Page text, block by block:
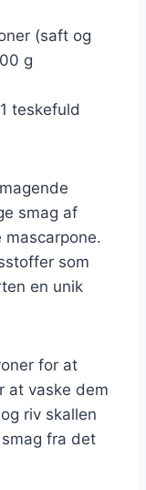
(saft og
g
teskefuld
smag af
som
en unik
for at
at vaske dem
riv skallen
fra det